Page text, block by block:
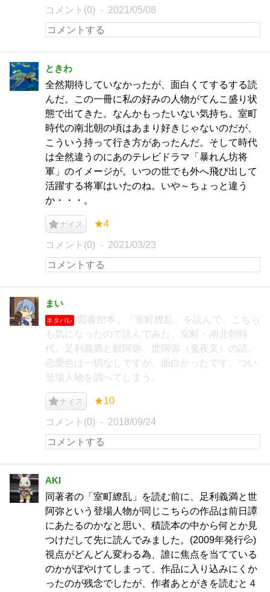
コメント(0) 2021/05/08
ときわ
全然期待していなかったが、面白くてするする読
んだ。この一冊に私の好みの人物がてんこ盛り状
態で出てきた。なんかもったいない気持ち。室町
時代の南北朝の頃はあまり好きじゃないのだが、
こういう持って行き方があったんだ。そして時代
は全然違うのにあのテレビドラマ「暴れん坊将
軍」のイメージが。いつの世でも外へ飛び出して
活躍する将軍はいたのね。いや～ちょっと違う
か・・・。
ナイス ★4
コメント(0) 2021/03/23
まい
ネタバレ
図書館本。「室町繚乱」を読んで、こちら
も気になったので読んでみた。室町・南北朝時
代、足利義満と観阿弥、世阿弥（鬼夜叉）の話。
恋愛色は一切なしですが、面白かったです。つい
登場人物を調べてしまう。
ナイス ★10
コメント(0) 2018/09/24
AKI
同著者の「室町繚乱」を読む前に、足利義満と世
阿弥という登場人物が同じこちらの作品は前日譚
にあたるのかなと思い、積読本の中から何とか見
つけだして先に読んでみました。(2009年発行💦)
視点がどんどん変わる為、誰に焦点を当てている
のかがぼやけてしまって、作品に入り込みにくか
ったのが残念でしたが、作者あとがきを読むと４